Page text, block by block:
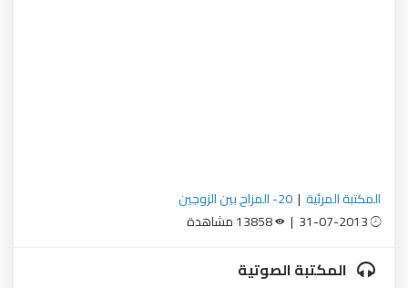
المكتبة المرئية | 20- المزاح بين الزوجين
المكتبة الصوتية